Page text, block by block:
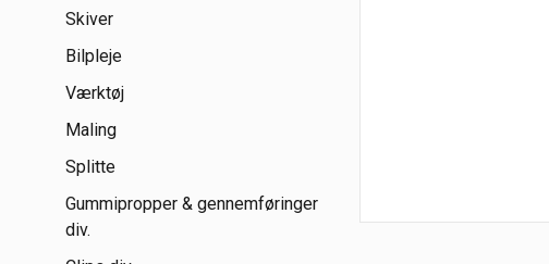
Skiver
Bilpleje
Værktøj
Maling
Splitte
Gummipropper & gennemføringer
div.